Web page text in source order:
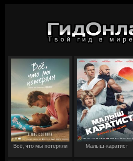
Всё, что мы потеряли Малыш-каратист